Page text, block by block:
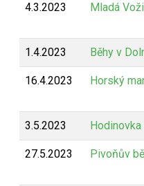
4.3.2023 Mladá
1.4.2023 Běhy v
16.4.2023 Horský
3.5.2023
27.5.2023 Pivoňův